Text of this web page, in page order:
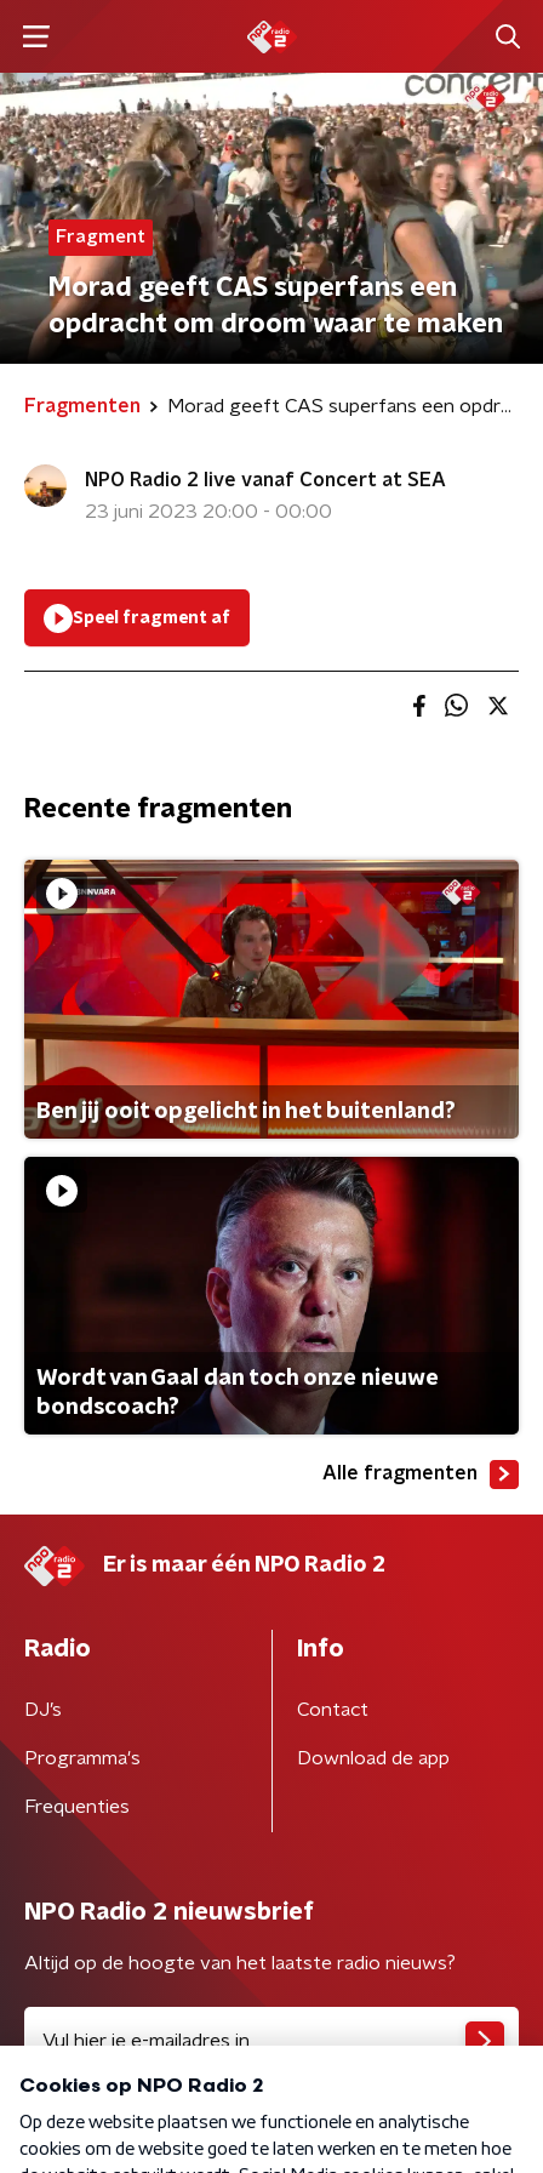
Fragment
Morad geeft CAS superfans een
opdracht om droom waar te maken
Fragmenten Morad geeft CAS superfans een opdracht om droom waar te maken
NPO Radio 2 live vanaf Concert at SEA
23 juni 2023 20:00 - 00:00
Speel fragment af
Recente fragmenten
Ben jij ooit opgelicht in het buitenland?
Wordt van Gaal dan toch onze nieuwe
bondscoach?
Alle fragmenten
Er is maar één NPO Radio 2
Radio
DJ’s
Programma's
Frequenties
Info
Contact
Download de app
NPO Radio 2 nieuwsbrief
Altijd op de hoogte van het laatste radio nieuws?